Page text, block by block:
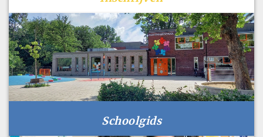
Schoolgids